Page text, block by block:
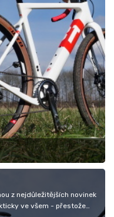
z nejdůležitějších novinek
ve všem - přestože